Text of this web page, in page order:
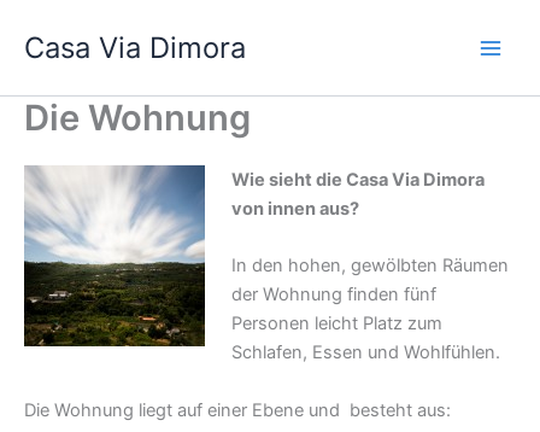
InhaltCasa Via Dimora
Die Wohnung
Wie sieht die Casa Via Dimora
von innen aus?
In den hohen, gewölbten Räumen
der Wohnung finden fünf
Personen leicht Platz zum
Schlafen, Essen und Wohlfühlen.
Die Wohnung liegt auf einer Ebene und besteht aus: